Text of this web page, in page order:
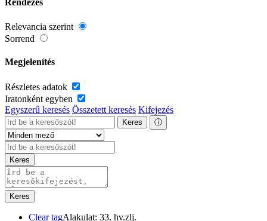
Relevancia szerint
Sorrend
Megjelenítés
Részletes adatok
Iratonként egyben
Egyszerű keresés Összetett keresés Kifejezés
Keres ⓘ
Keres
Keres
Clear tagAlakulat: 33. hv.zlj.